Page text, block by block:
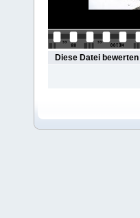
Diese Datei bewerten